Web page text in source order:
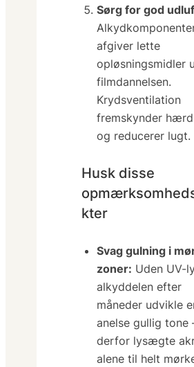
Sørg for god
afgiver lette
opløsningsmidler
film­dannelsen.
Krydsventilation
fremskynder
og reducerer lugt.
Husk disse
kter
Svag gulning i
zoner: Uden UV-
alkyddelen efter
måneder udvikle
anelse gullig tone
derfor lysægte
alene til helt